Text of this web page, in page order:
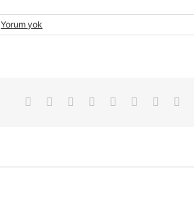
Yorum yok
Facebook Reddit LinkedIn
TumblrPinterest